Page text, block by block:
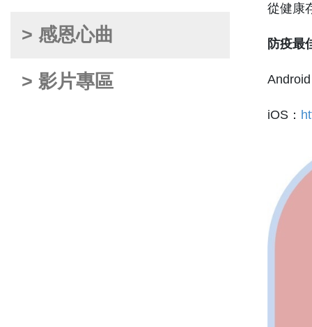
> 感恩心曲
> 影片專區
從健康
防疫最
iOS：